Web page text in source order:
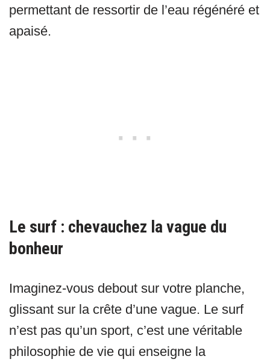
permettant de ressortir de l’eau régénéré et
apaisé.
Le surf : chevauchez la vague du
bonheur
Imaginez-vous debout sur votre planche,
glissant sur la crête d’une vague. Le surf
n’est pas qu’un sport, c’est une véritable
philosophie de vie qui enseigne la